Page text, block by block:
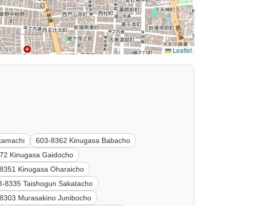
Leaflet
603-8362 Kinugasa Babacho
Kinugasa Gaidocho
Kinugasa Oharaicho
8335 Taishogun Sakatacho
Murasakino Junibocho